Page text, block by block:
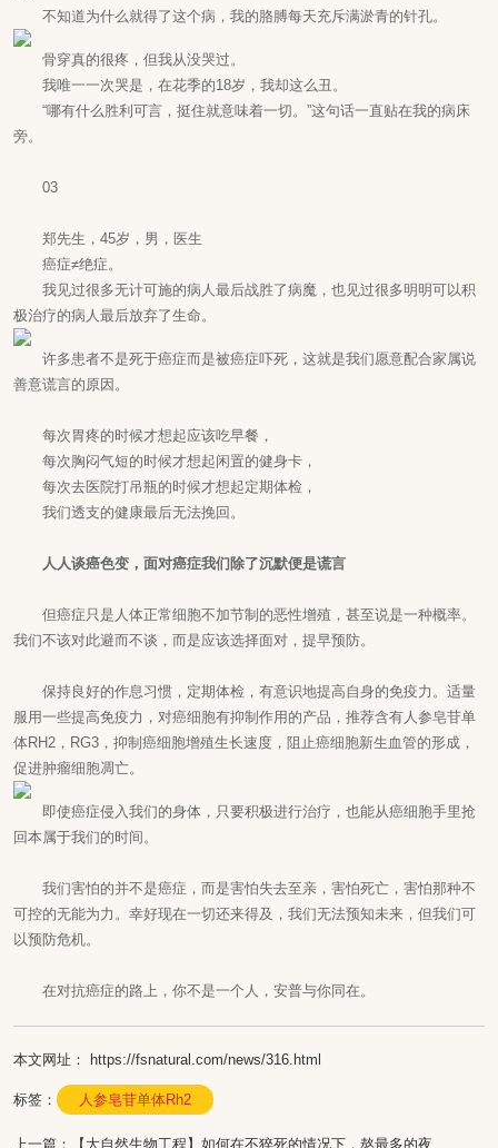
不知道为什么就得了这个病，我的胳膊每天充斥满淤青的针孔。
骨穿真的很疼，但我从没哭过。
我唯一一次哭是，在花季的18岁，我却这么丑。
“哪有什么胜利可言，挺住就意味着一切。”这句话一直贴在我的病床
旁。
03
郑先生，45岁，男，医生
癌症≠绝症。
我见过很多无计可施的病人最后战胜了病魔，也见过很多明明可以积
极治疗的病人最后放弃了生命。
许多患者不是死于癌症而是被癌症吓死，这就是我们愿意配合家属说
善意谎言的原因。
每次胃疼的时候才想起应该吃早餐，
每次胸闷气短的时候才想起闲置的健身卡，
每次去医院打吊瓶的时候才想起定期体检，
我们透支的健康最后无法挽回。
人人谈癌色变，面对癌症我们除了沉默便是谎言
但癌症只是人体正常细胞不加节制的恶性增殖，甚至说是一种概率。
我们不该对此避而不谈，而是应该选择面对，提早预防。
保持良好的作息习惯，定期体检，有意识地提高自身的免疫力。适量
服用一些提高免疫力，对癌细胞有抑制作用的产品，推荐含有人参皂苷单
体RH2，RG3，抑制癌细胞增殖生长速度，阻止癌细胞新生血管的形成，
促进肿瘤细胞凋亡。
即使癌症侵入我们的身体，只要积极进行治疗，也能从癌细胞手里抢
回本属于我们的时间。
我们害怕的并不是癌症，而是害怕失去至亲，害怕死亡，害怕那种不
可控的无能为力。幸好现在一切还来得及，我们无法预知未来，但我们可
以预防危机。
在对抗癌症的路上，你不是一个人，安普与你同在。
本文网址： https://fsnatural.com/news/316.html
标签： 人参皂苷单体Rh2
上一篇：
【大自然生物工程】如何在不猝死的情况下，熬最多的夜